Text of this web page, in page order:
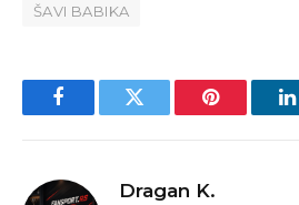
ŠAVI BABIKA
FacebookTwitter Pinterest
Dragan K.